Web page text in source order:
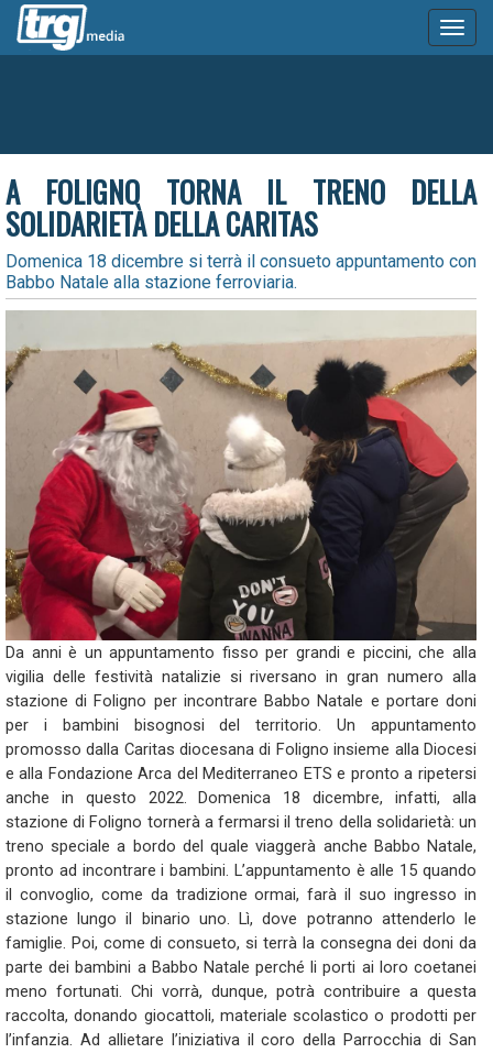
A FOLIGNO TORNA IL TRENO DELLA
SOLIDARIETÀ DELLA CARITAS
Domenica 18 dicembre si terrà il consueto appuntamento con
Babbo Natale alla stazione ferroviaria.
Da anni è un appuntamento fisso per grandi e piccini, che alla
vigilia delle festività natalizie si riversano in gran numero alla
stazione di Foligno per incontrare Babbo Natale e portare doni
per i bambini bisognosi del territorio. Un appuntamento
promosso dalla Caritas diocesana di Foligno insieme alla Diocesi
e alla Fondazione Arca del Mediterraneo ETS e pronto a ripetersi
anche in questo 2022. Domenica 18 dicembre, infatti, alla
stazione di Foligno tornerà a fermarsi il treno della solidarietà: un
treno speciale a bordo del quale viaggerà anche Babbo Natale,
pronto ad incontrare i bambini. L’appuntamento è alle 15 quando
il convoglio, come da tradizione ormai, farà il suo ingresso in
stazione lungo il binario uno. Lì, dove potranno attenderlo le
famiglie. Poi, come di consueto, si terrà la consegna dei doni da
parte dei bambini a Babbo Natale perché li porti ai loro coetanei
meno fortunati. Chi vorrà, dunque, potrà contribuire a questa
raccolta, donando giocattoli, materiale scolastico o prodotti per
l’infanzia. Ad allietare l’iniziativa il coro della Parrocchia di San